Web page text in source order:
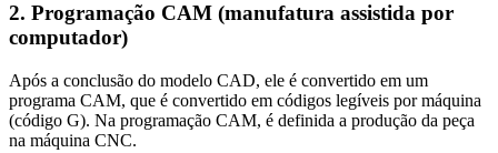
2. Programação CAM (manufatura assistida por
computador)
Após a conclusão do modelo CAD, ele é convertido em um
programa CAM, que é convertido em códigos legíveis por máquina
(código G). Na programação CAM, é definida a produção da peça
na máquina CNC.